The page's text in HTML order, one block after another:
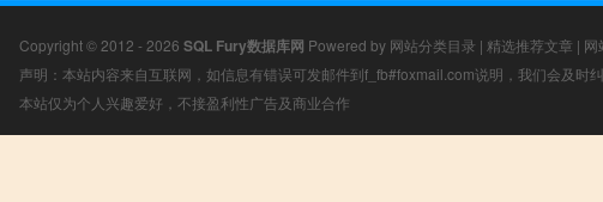
Copyright © 2012 - 2026 SQL Fury数据库网 Powered by 网站分类目录 | 精选推荐文章 | 网
声明：本站内容来自互联网，如信息有错误可发邮件到f_fb#foxmail.com说明，我们会及时
本站仅为个人兴趣爱好，不接盈利性广告及商业合作